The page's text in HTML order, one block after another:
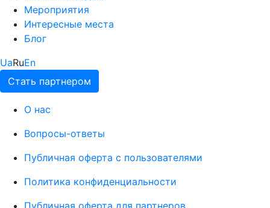
Мероприятия
Интересные места
Блог
UaRuEn
Стать партнером
О нас
Вопросы-ответы
Публичная оферта с пользователями
Политика конфиденциальности
Публичная оферта для партнеров